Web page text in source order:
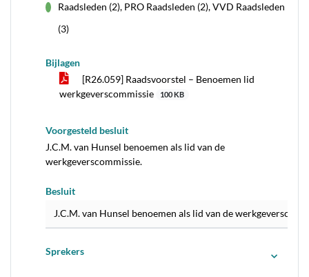
Raadsleden (2), PRO Raadsleden (2), VVD Raadsleden
(3)
Bijlagen
[R26.059] Raadsvoorstel – Benoemen lid
werkgeverscommissie
100 KB
Voorgesteld besluit
J.C.M. van Hunsel benoemen als lid van de
werkgeverscommissie.
Besluit
J.C.M. van Hunsel benoemen als lid van de
Sprekers